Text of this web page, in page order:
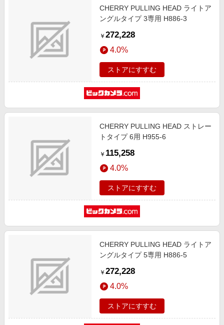
CHERRY PULLING HEAD ライトア
ングルタイプ 3専用 H886-3
￥ 272,228
4.0%
ストアにすすむ
CHERRY PULLING HEAD ストレー
トタイプ 6用 H955-6
￥ 115,258
4.0%
ストアにすすむ
CHERRY PULLING HEAD ライトア
ングルタイプ 5専用 H886-5
￥ 272,228
4.0%
ストアにすすむ